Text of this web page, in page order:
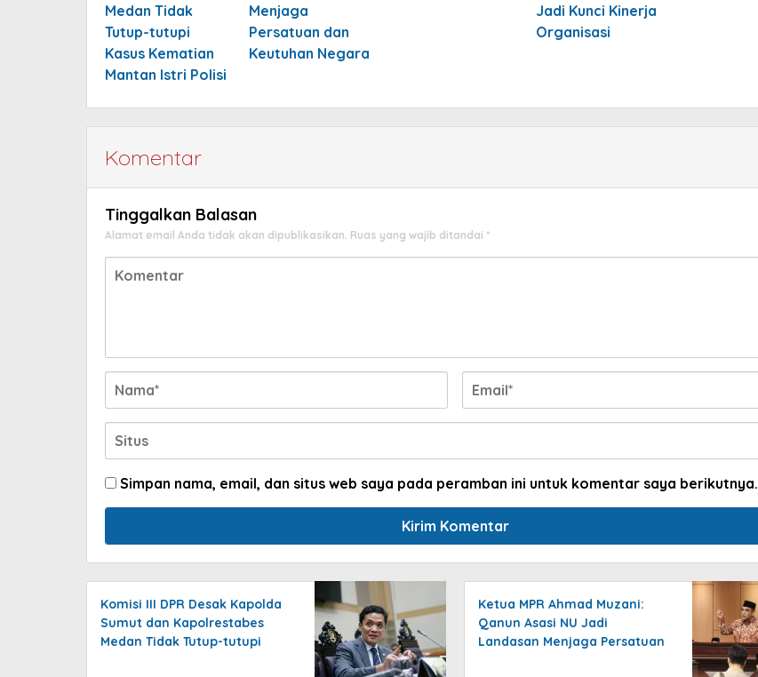
Medan Tidak
Tutup-tutupi
Kasus Kematian
Mantan Istri Polisi
Menjaga
Persatuan dan
Keutuhan Negara
Jadi Kunci Kinerja
Organisasi
Komentar
Tinggalkan Balasan
Alamat email Anda tidak akan dipublikasikan. Ruas yang wajib ditandai *
Simpan nama, email, dan situs web saya pada peramban ini untuk komentar saya berikutnya.
Komisi III DPR Desak Kapolda
Sumut dan Kapolrestabes
Medan Tidak Tutup-tutupi
Ketua MPR Ahmad Muzani:
Qanun Asasi NU Jadi
Landasan Menjaga Persatuan